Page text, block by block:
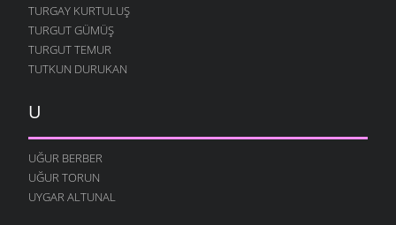
TURGAY KURTULUŞ
TURGUT GÜMÜŞ
TURGUT TEMUR
TUTKUN DURUKAN
U
UĞUR BERBER
UĞUR TORUN
UYGAR ALTUNAL